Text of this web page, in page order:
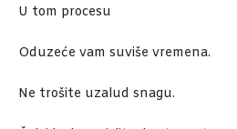
U tom procesu
Oduzeće vam suviše vremena.
Ne trošite uzalud snagu.